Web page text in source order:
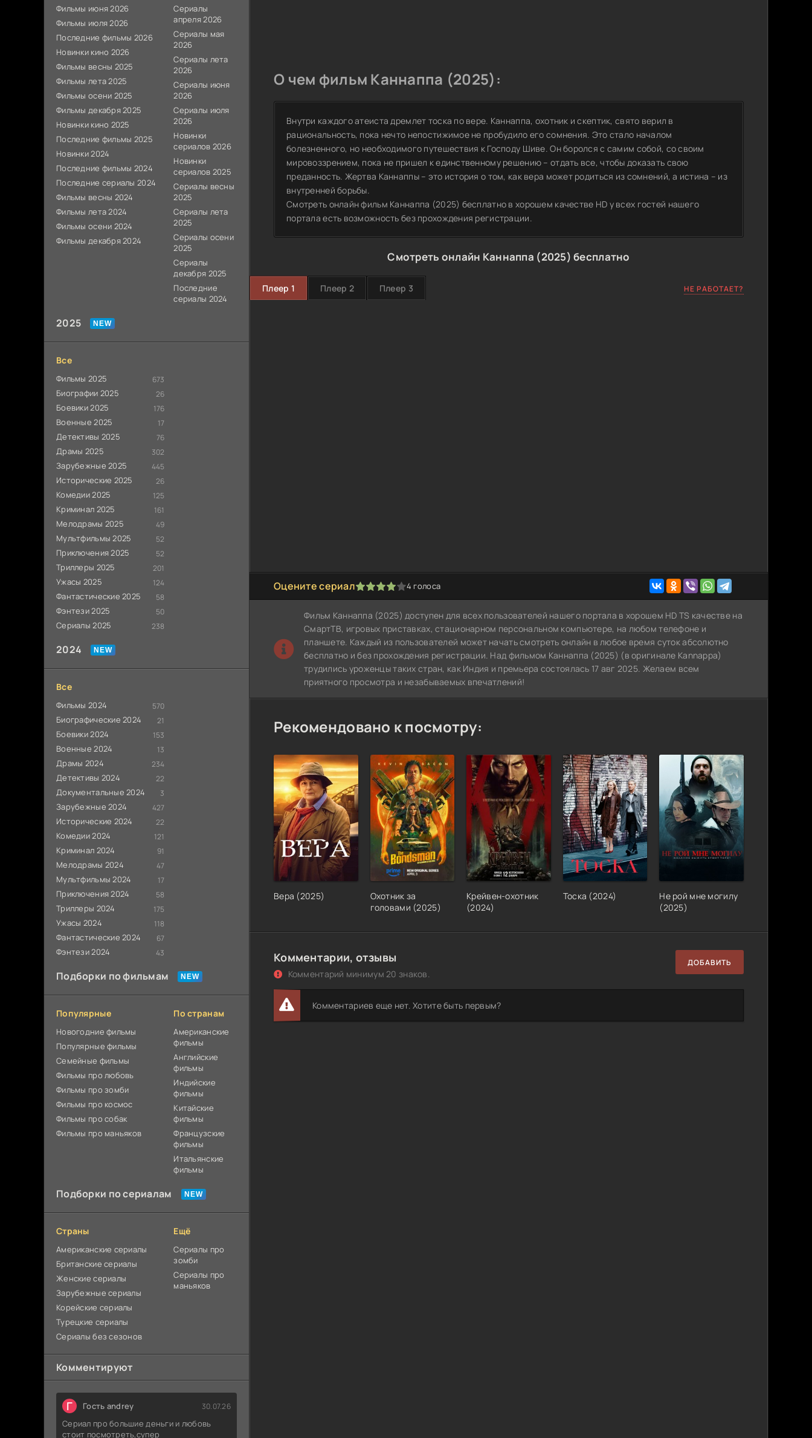
Фильмы июня 2026
Фильмы июля 2026
Последние фильмы 2026
Новинки кино 2026
Фильмы весны 2025
Фильмы лета 2025
Фильмы осени 2025
Фильмы декабря 2025
Новинки кино 2025
Последние фильмы 2025
Новинки 2024
Последние фильмы 2024
Последние сериалы 2024
Фильмы весны 2024
Фильмы лета 2024
Фильмы осени 2024
Фильмы декабря 2024
Сериалы
апреля 2026
Сериалы мая
2026
Сериалы лета
2026
Сериалы июня
2026
Сериалы июля
2026
Новинки
сериалов 2026
Новинки
сериалов 2025
Сериалы весны
2025
Сериалы лета
2025
Сериалы осени
2025
Сериалы
декабря 2025
Последние
сериалы 2024
2025
Все
Фильмы 2025 673
Биографии 2025 26
Боевики 2025 176
Военные 2025 17
Детективы 2025 76
Драмы 2025 302
Зарубежные 2025 445
Исторические 2025 26
Комедии 2025 125
Криминал 2025 161
Мелодрамы 2025 49
Мультфильмы 2025 52
Приключения 2025 52
Триллеры 2025 201
Ужасы 2025 124
Фантастические 2025 58
Фэнтези 2025 50
Сериалы 2025 238
2024
Все
Фильмы 2024 570
Биографические 2024 21
Боевики 2024 153
Военные 2024 13
Драмы 2024 234
Детективы 2024 22
Документальные 2024 3
Зарубежные 2024 427
Исторические 2024 22
Комедии 2024 121
Криминал 2024 91
Мелодрамы 2024 47
Мультфильмы 2024 17
Приключения 2024 58
Триллеры 2024 175
Ужасы 2024 118
Фантастические 2024 67
Фэнтези 2024 43
Подборки по фильмам
Популярные
Новогодние фильмы
Популярные фильмы
Cемейные фильмы
Фильмы про любовь
Фильмы про зомби
Фильмы про космос
Фильмы про собак
Фильмы про маньяков
По странам
Американские
фильмы
Английские
фильмы
Индийские
фильмы
Китайские
фильмы
Французские
фильмы
Итальянские
фильмы
Подборки по сериалам
Страны
Американские сериалы
Британские сериалы
Женские сериалы
Зарубежные сериалы
Корейские сериалы
Турецкие сериалы
Сериалы без сезонов
Ещё
Сериалы про
зомби
Сериалы про
маньяков
Комментируют
Г Гость andrey 30.07.26
Сериал про большие деньги и любовь
стоит посмотреть,супер
О чем фильм Каннаппа (2025):
Внутри каждого атеиста дремлет тоска по вере. Каннаппа, охотник и скептик, свято верил в
рациональность, пока нечто непостижимое не пробудило его сомнения. Это стало началом
болезненного, но необходимого путешествия к Господу Шиве. Он боролся с самим собой, со своим
мировоззрением, пока не пришел к единственному решению – отдать все, чтобы доказать свою
преданность. Жертва Каннаппы – это история о том, как вера может родиться из сомнений, а истина – из
внутренней борьбы.
Смотреть онлайн фильм Каннаппа (2025) бесплатно в хорошем качестве HD у всех гостей нашего
портала есть возможность без прохождения регистрации.
Смотреть онлайн Каннаппа (2025) бесплатно
Плеер 1 Плеер 2 Плеер 3 НЕ РАБОТАЕТ?
Оцените сериал
1 2 3 4 5 4 голоса
Фильм Каннаппа (2025) доступен для всех пользователей нашего портала в хорошем HD TS качестве на
СмартТВ, игровых приставках, стационарном персональном компьютере, на любом телефоне и
планшете. Каждый из пользователей может начать смотреть онлайн в любое время суток абсолютно
бесплатно и без прохождения регистрации. Над фильмом Каннаппа (2025) (в оригинале Kannappa)
трудились уроженцы таких стран, как Индия и премьера состоялась 17 авг 2025. Желаем всем
приятного просмотра и незабываемых впечатлений!
Рекомендовано к посмотру:
Вера (2025)
Охотник за
головами (2025)
Крейвен-охотник
(2024)
Тоска (2024)
Не рой мне могилу
(2025)
Комментарии, отзывы
Комментарий минимум 20 знаков.
ДОБАВИТЬ
Комментариев еще нет. Хотите быть первым?